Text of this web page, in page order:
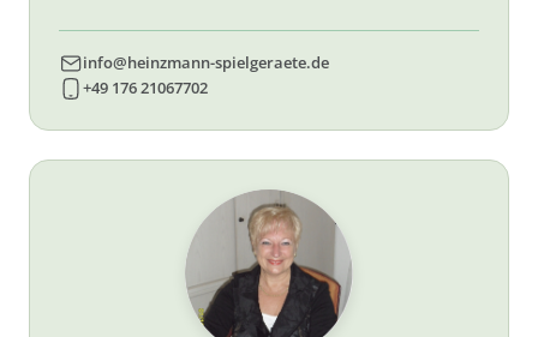
info@heinzmann-spielgeraete.de
+49 176 21067702